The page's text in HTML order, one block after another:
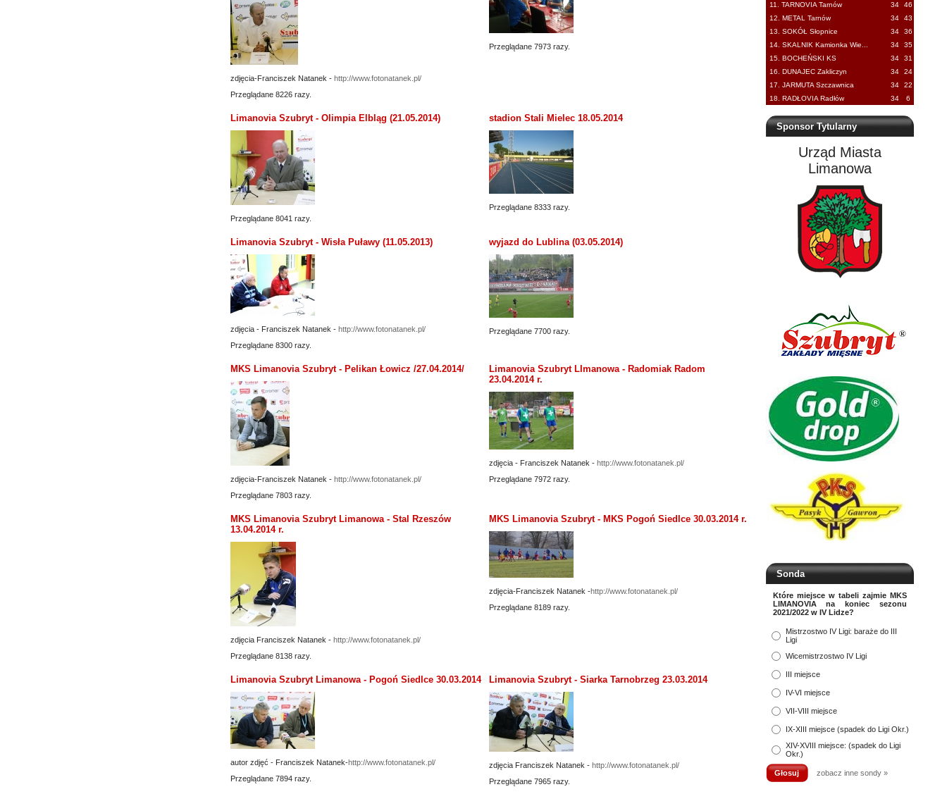
11. TARNOVIA Tarnów
34
46
12. METAL Tarnów
34
43
13. SOKÓŁ Słopnice
34
36
14. SKALNIK Kamionka Wie...
34
35
15. BOCHEŃSKI KS
34
31
16. DUNAJEC Zakliczyn
34
24
17. JARMUTA Szczawnica
34
22
18. RADŁOVIA Radłów
34 6
Sponsor Tytularny
Urząd Miasta
Limanowa
Sonda
Które miejsce w tabeli zajmie MKS
LIMANOVIA na koniec sezonu
2021/2022 w IV Lidze?
Mistrzostwo IV Ligi: baraże do III
Ligi
Wicemistrzostwo IV Ligi
III miejsce
IV-VI miejsce
VII-VIII miejsce
IX-XIII miejsce (spadek do Ligi Okr.)
XIV-XVIII miejsce: (spadek do Ligi
Okr.)
zobacz inne sondy »
zdjęcia-Franciszek Natanek - http://www.fotonatanek.pl/
Przeglądane 8226 razy.
Przeglądane 7973 razy.
Limanovia Szubryt - Olimpia Elbląg (21.05.2014)
Przeglądane 8041 razy.
stadion Stali Mielec 18.05.2014
Przeglądane 8333 razy.
Limanovia Szubryt - Wisła Puławy (11.05.2013)
zdjęcia - Franciszek Natanek - http://www.fotonatanek.pl/
Przeglądane 8300 razy.
wyjazd do Lublina (03.05.2014)
Przeglądane 7700 razy.
MKS Limanovia Szubryt - Pelikan Łowicz /27.04.2014/
zdjęcia-Franciszek Natanek - http://www.fotonatanek.pl/
Przeglądane 7803 razy.
Limanovia Szubryt LImanowa - Radomiak Radom
23.04.2014 r.
zdjęcia - Franciszek Natanek - http://www.fotonatanek.pl/
Przeglądane 7972 razy.
MKS Limanovia Szubryt Limanowa - Stal Rzeszów
13.04.2014 r.
zdjęcia Franciszek Natanek - http://www.fotonatanek.pl/
Przeglądane 8138 razy.
MKS Limanovia Szubryt - MKS Pogoń Siedlce 30.03.2014 r.
zdjęcia-Franciszek Natanek -http://www.fotonatanek.pl/
Przeglądane 8189 razy.
Limanovia Szubryt Limanowa - Pogoń Siedlce 30.03.2014
autor zdjęć - Franciszek Natanek-http://www.fotonatanek.pl/
Przeglądane 7894 razy.
Limanovia Szubryt - Siarka Tarnobrzeg 23.03.2014
zdjęcia Franciszek Natanek - http://www.fotonatanek.pl/
Przeglądane 7965 razy.